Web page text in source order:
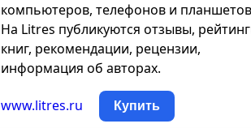
компьютеров, телефонов и
На Litres публикуются отзывы,
книг, рекомендации, рецензии,
информация об авторах.
www.litres.ru Купить